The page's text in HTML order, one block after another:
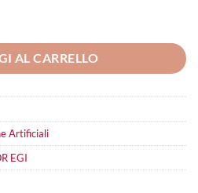
quantità
AL CARRELLO
Artificiali
EGI